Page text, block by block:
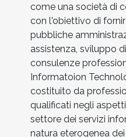
come una società di
con l'obiettivo di
pubbliche
assistenza, sviluppo
consulenze
Informatoion
costituito da
qualificati negli
settore dei servizi
natura eterogenea